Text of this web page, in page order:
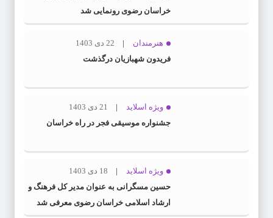
خراسان رضوی رونمایی شد
هنرمندان
22 دی 1403
فریدون شهبازیان درگذشت
ویژه اسلاید
21 دی 1403
جشنواره موسیقی فجر در راه خراسان
ویژه اسلاید
18 دی 1403
حسین مسگرانی به عنوان مدیر کل فرهنگ و
ارشاد اسلامی خراسان رضوی معرفی شد